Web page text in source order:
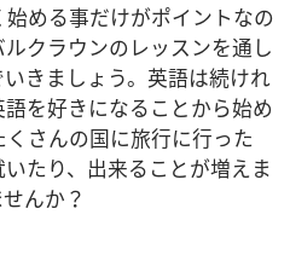
める事だけがポイントなの
クラウンのレッスンを通し
きましょう。英語は続けれ
を好きになることから始め
さんの国に旅行に行った
たり、出来ることが増えま
んか？